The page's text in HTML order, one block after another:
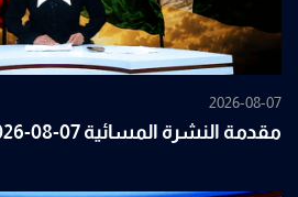
2026-08-07
مقدمة النشرة المسائية 07-08-2026